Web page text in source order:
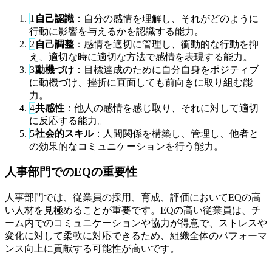
1 自己認識 ：自分の感情を理解し、それがどのように
行動に影響を与えるかを認識する能力。
2 自己調整 ：感情を適切に管理し、衝動的な行動を抑
え、適切な時に適切な方法で感情を表現する能力。
3動機づけ ：目標達成のために自分自身をポジティブ
に動機づけ、挫折に直面しても前向きに取り組む能
力。
4共感性 ：他人の感情を感じ取り、それに対して適切
に反応する能力。
5社会的スキル：人間関係を構築し、管理し、他者と
の効果的なコミュニケーションを行う能力。
人事部門でのEQの重要性
人事部門では、従業員の採用、育成、評価においてEQの高
い人材を見極めることが重要です。EQの高い従業員は、チ
ーム内でのコミュニケーションや協力が得意で、ストレスや
変化に対して柔軟に対応できるため、組織全体のパフォーマ
ンス向上に貢献する可能性が高いです。